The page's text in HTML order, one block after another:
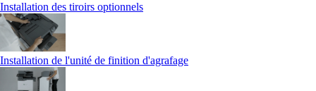
Installation des tiroirs optionnels
Installation de l'unité de finition d'agrafage